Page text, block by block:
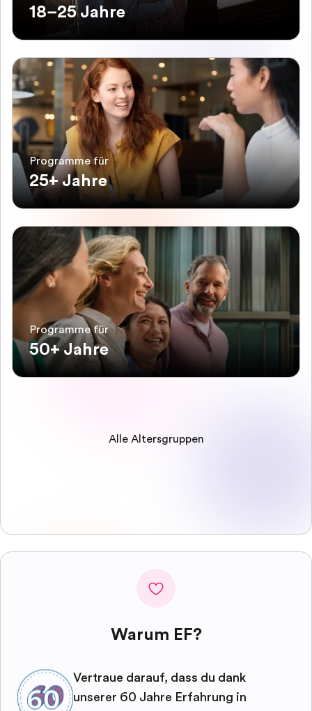
18–25 Jahre
Programme für
25+ Jahre
Programme für
50+ Jahre
Alle Altersgruppen
Warum EF?
Vertraue darauf, dass du dank
unserer 60 Jahre Erfahrung in